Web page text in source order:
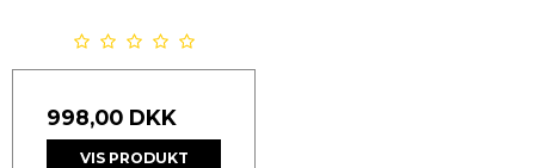
998,00 DKK
VIS PRODUKT